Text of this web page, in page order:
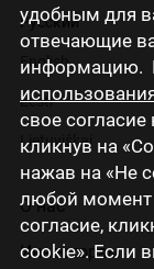
удобным для
отвечающие
информацию.
свое
кликнув на
нажав на «Не
любой момент
согласие,
cookie». Если
Русский
English
Eesti
Lietuviškai
О нас
Инвесторам